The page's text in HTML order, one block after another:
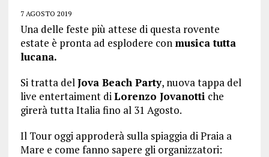
7 AGOSTO 2019
Una delle feste più attese di questa rovente
estate è pronta ad esplodere con musica tutta
lucana.
Si tratta delJova Beach Party, nuova tappa del
live entertaiment diLorenzo Jovanotti che
girerà tutta Italia fino al 31 Agosto.
Il Tour oggi approderà sulla spiaggia di Praia a
Mare e come fanno sapere gli organizzatori: